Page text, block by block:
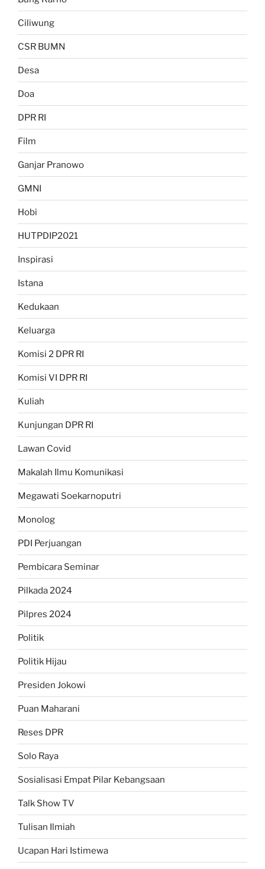
Ciliwung
CSR BUMN
Desa
Doa
DPR RI
Film
Ganjar Pranowo
GMNI
Hobi
HUTPDIP2021
Inspirasi
Istana
Kedukaan
Keluarga
Komisi 2 DPR RI
Komisi VI DPR RI
Kuliah
Kunjungan DPR RI
Lawan Covid
Makalah Ilmu Komunikasi
Megawati Soekarnoputri
Monolog
PDI Perjuangan
Pembicara Seminar
Pilkada 2024
Pilpres 2024
Politik
Politik Hijau
Presiden Jokowi
Puan Maharani
Reses DPR
Solo Raya
Sosialisasi Empat Pilar Kebangsaan
Talk Show TV
Tulisan Ilmiah
Ucapan Hari Istimewa